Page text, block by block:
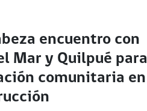
encuentro con
Mar y Quilpué para
comunitaria en